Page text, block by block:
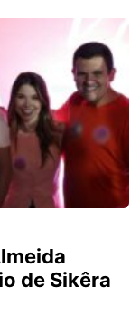
de Sikêra